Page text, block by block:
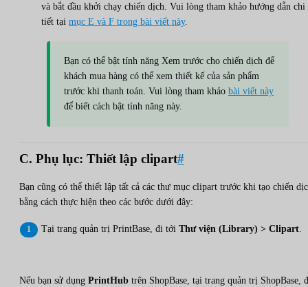
và bắt đầu khởi chạy chiến dịch. Vui lòng tham khảo hướng dẫn chi
tiết tại mục E và F trong bài viết này.
Bạn có thể bật tính năng Xem trước cho chiến dịch để
khách mua hàng có thể xem thiết kế của sản phẩm
trước khi thanh toán. Vui lòng tham khảo bài viết này
để biết cách bật tính năng này.
C. Phụ lục: Thiết lập clipart#
Bạn cũng có thể thiết lập tất cả các thư mục clipart trước khi tạo chiến
bằng cách thực hiện theo các bước dưới đây:
Tại trang quản trị PrintBase, đi tới Thư viện (Library) > Clipart.
Nếu bạn sử dụng PrintHub trên ShopBase, tại trang quản trị ShopBase,